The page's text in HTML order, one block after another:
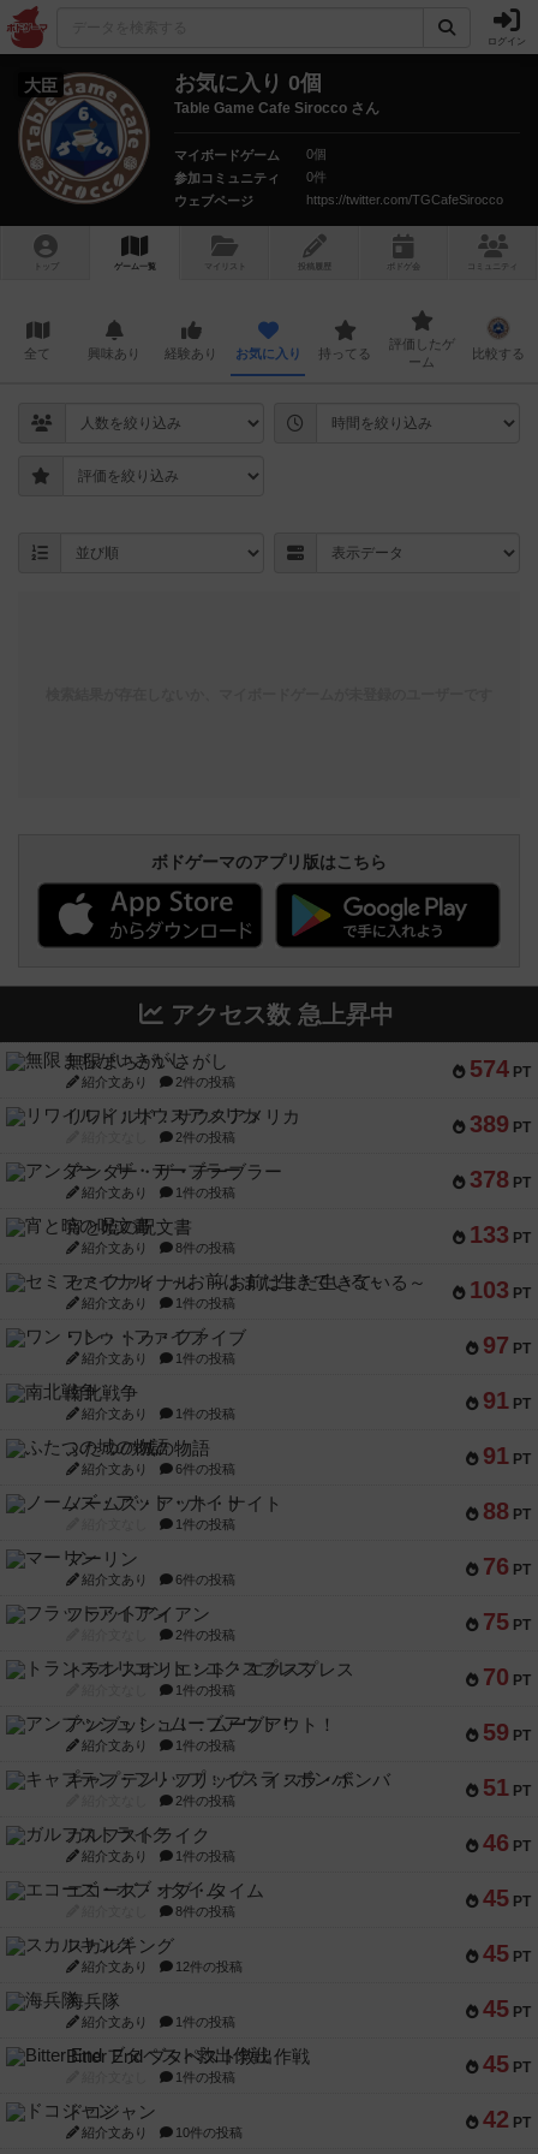
ログイン
大臣 お気に入り 0個
Table Game Cafe Sirocco さん
マイボードゲーム
0個
参加コミュニティ
0件
ウェブページ
https://twitter.com/TGCafeSirocco
トップ ゲーム一覧 マイリスト 投稿履歴 ボ ドゲ コミュニティ
全て 興味あり 経験あり お気に入り 持ってる
評価したゲ
ーム
比較する
ボドゲーマのアプリ版はこちら
アクセス数 急上昇中
574 PT
無限まちがいさがし
紹介文あり 2件の投稿
389 PT
リワイルド：サウスアメリカ
2件の投稿
378 PT
アンダー・ザ・テーブラー
紹介文あり 1件の投稿
133 PT
宵と暁の呪文書
紹介文あり 8件の投稿
103 PT
セミファイナル ～お前はまだ生きている～
紹介文あり 1件の投稿
97 PT
ワン・トゥ・ファイブ
紹介文あり 1件の投稿
91 PT
南北戦争
紹介文あり 1件の投稿
91 PT
ふたつの城の物語
紹介文あり 6件の投稿
88 PT
ノームズ・アット・ナイト
1件の投稿
76 PT
マーリン
紹介文あり 6件の投稿
75 PT
フラットアイアン
2件の投稿
70 PT
トランスオリエント・エクスプレス
1件の投稿
59 PT
アンブッシュ！：ムーブアウト！
紹介文あり 1件の投稿
51 PT
キャプテン・フリップ：イスラ・ボンバ
2件の投稿
46 PT
ガルフストライク
紹介文あり 1件の投稿
45 PT
エコーズ・オブ・タイム
8件の投稿
45 PT
スカルキング
紹介文あり 12件の投稿
45 PT
海兵隊
紹介文あり 1件の投稿
45 PT
Bitter End ブタペスト救出作戦
1件の投稿
42 PT
ドコジャン
紹介文あり 10件の投稿